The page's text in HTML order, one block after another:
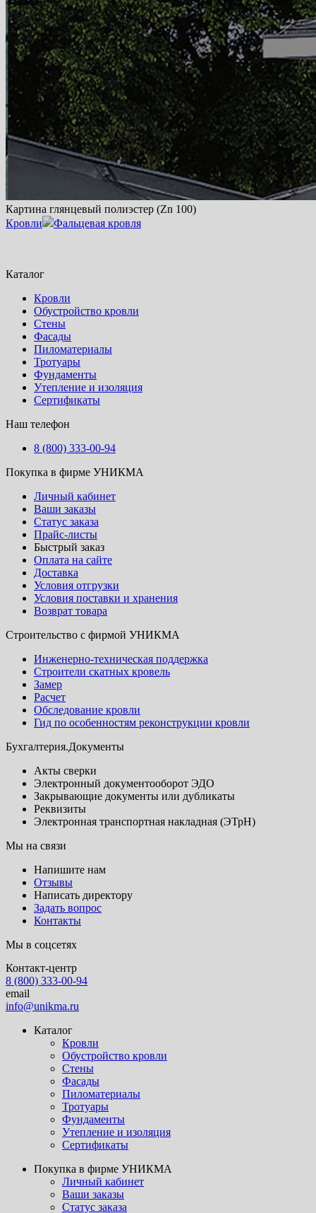
Картина глянцевый полиэстер (Zn 100)
Кровли
Фальцевая кровля
Каталог
Кровли
Обустройство кровли
Стены
Фасады
Пиломатериалы
Тротуары
Фундаменты
Утепление и изоляция
Сертификаты
Наш телефон
8 (800) 333-00-94
Покупка в фирме УНИКМА
Личный кабинет
Ваши заказы
Статус заказа
Прайс-листы
Быстрый заказ
Оплата на сайте
Доставка
Условия отгрузки
Условия поставки и хранения
Возврат товара
Строительство с фирмой УНИКМА
Инженерно-техническая поддержка
Строители скатных кровель
Замер
Расчет
Обследование кровли
Гид по особенностям реконструкции кровли
Бухгалтерия.Документы
Акты сверки
Электронный документооборот ЭДО
Закрывающие документы или дубликаты
Реквизиты
Электронная транспортная накладная (ЭТрН)
Мы на связи
Напишите нам
Отзывы
Написать директору
Задать вопрос
Контакты
Мы в соцсетях
Контакт-центр
8 (800) 333-00-94
email
info@unikma.ru
Каталог
Кровли
Обустройство кровли
Стены
Фасады
Пиломатериалы
Тротуары
Фундаменты
Утепление и изоляция
Сертификаты
Покупка в фирме УНИКМА
Личный кабинет
Ваши заказы
Статус заказа